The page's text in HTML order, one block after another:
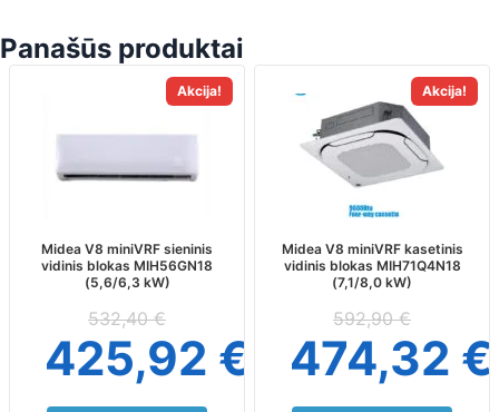
Panašūs produktai
Akcija!
Midea V8 miniVRF sieninis
vidinis blokas MIH56GN18
(5,6/6,3 kW)
532,40€
425,92 €
Akcija!
Midea V8 miniVRF kasetinis
vidinis blokas MIH71Q4N18
(7,1/8,0 kW)
592,90€
474,32 €